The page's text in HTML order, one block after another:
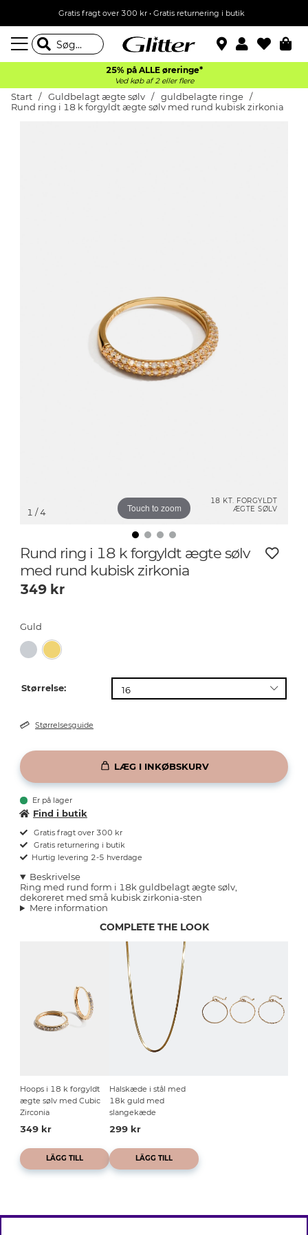
Gratis fragt over 300 kr • Gratis returnering i butik
25% på ALLE øreringe*
Ved køb af 2 eller flere
Start Guldbelagt ægte sølv
guldbelagte ringe
Rund ring i 18 k forgyldt ægte sølv med rund kubisk zirkonia
18 KT. FORGYLDT
ÆGTE SØLV
Touch to zoom
1 / 4
Rund ring i 18 k forgyldt ægte sølv
med rund kubisk zirkonia
349 kr
Guld
Størrelse:
Størrelsesguide
LÆG I INKØBSKURV
Er på lager
Find i butik
Gratis fragt over 300 kr
Gratis returnering i butik
Hurtig levering 2-5 hverdage
Beskrivelse
Ring med rund form i 18k guldbelagt ægte sølv,
dekoreret med små kubisk zirkonia-sten
Mere information
COMPLETE THE LOOK
Hoops i 18 k forgyldt
ægte sølv med Cubic
Zirconia
349 kr
LÄGG TILL
Halskæde i stål med
18k guld med
slangekæde
299 kr
LÄGG TILL